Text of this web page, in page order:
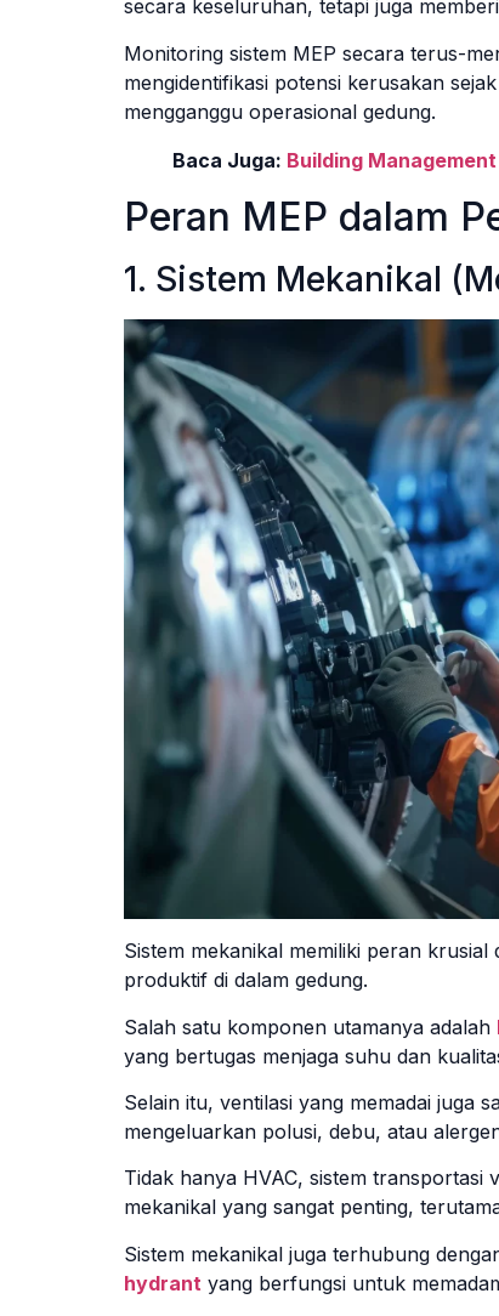
secara keseluruhan, tetapi juga
Monitoring sistem MEP secara terus-
mengidentifikasi potensi kerusakan
mengganggu operasional gedung.
Baca Juga: Building
Peran MEP dalam
1. Sistem Mekanikal
Sistem mekanikal memiliki peran
produktif di dalam gedung.
Salah satu komponen utamanya adalah
yang bertugas menjaga suhu dan
Selain itu, ventilasi yang memadai juga
mengeluarkan polusi, debu, atau
Tidak hanya HVAC, sistem transportasi
mekanikal yang sangat penting,
Sistem mekanikal juga terhubung
hydrant yang berfungsi untuk